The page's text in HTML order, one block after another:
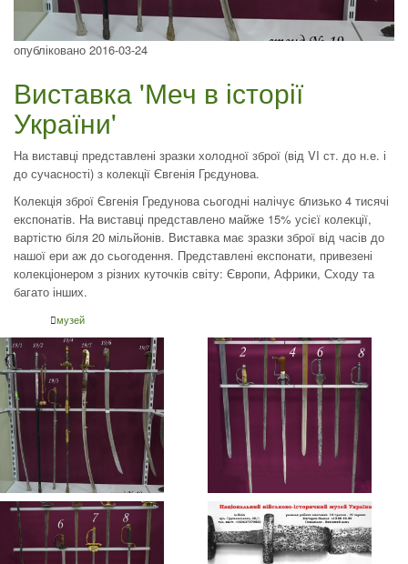
опубліковано 2016-03-24
Виставка 'Меч в історії
України'
На виставці представлені зразки холодної зброї (від VI ст. до н.е. і
до сучасності) з колекції Євгенія Грєдунова.
Колекція зброї Євгенія Гредунова сьогодні налічує близько 4 тисячі
експонатів. На виставці представлено майже 15% усієї колекції,
вартістю біля 20 мільйонів. Виставка має зразки зброї від часів до
нашої ери аж до сьогодення. Представлені експонати, привезені
колекціонером з різних куточків світу: Європи, Африки, Сходу та
багато інших.
музей